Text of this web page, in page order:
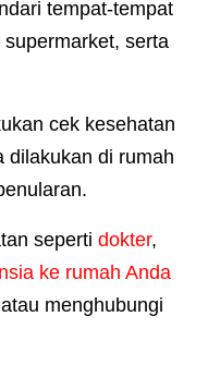
tempat-tempat
serta
cek kesehatan
dilakukan di rumah
seperti dokter,
ke rumah Anda
atau menghubungi